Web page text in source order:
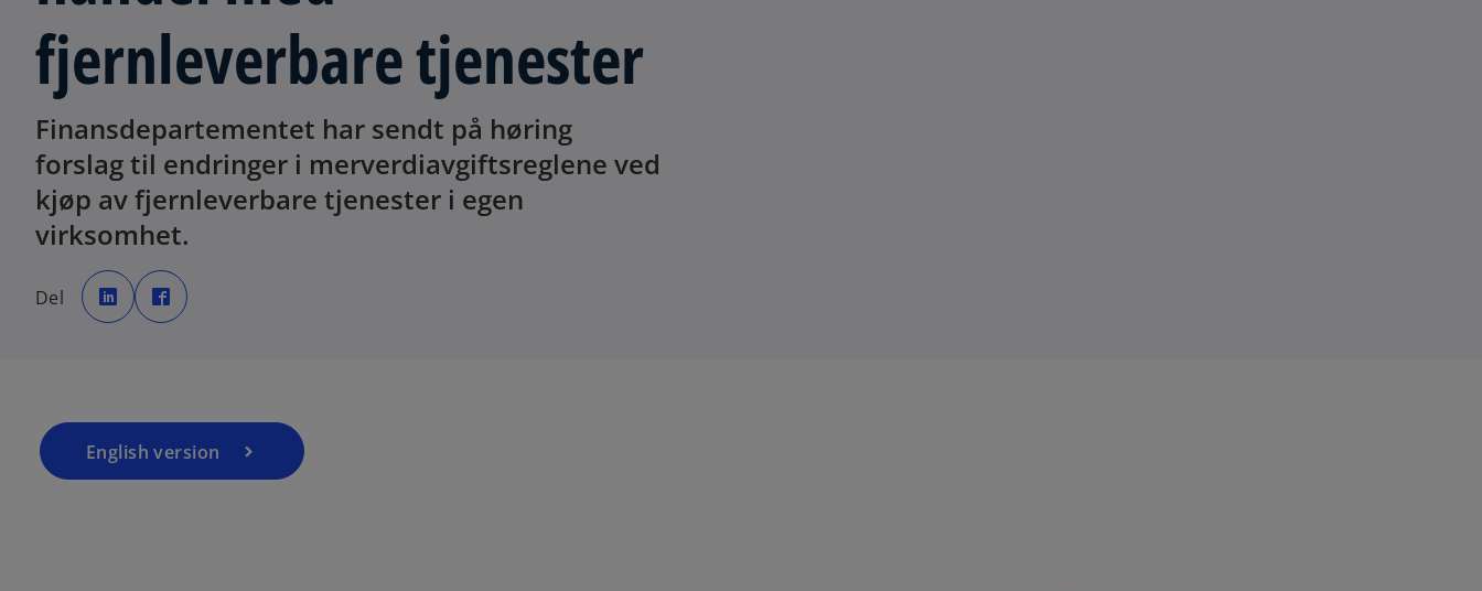
fjernleverbare tjenester
Finansdepartementet har sendt på høring
forslag til endringer i merverdiavgiftsreglene ved
kjøp av fjernleverbare tjenester i egen
virksomhet.
Del
o
p
e
n
t
b
p
e
t
b
English version